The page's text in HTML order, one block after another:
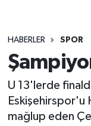
HABERLER SPOR
U 13'lerde
Eskişehirspor'u
mağlup eden
SPOR
YAŞAM
Son Dakika
Haber Arşivi